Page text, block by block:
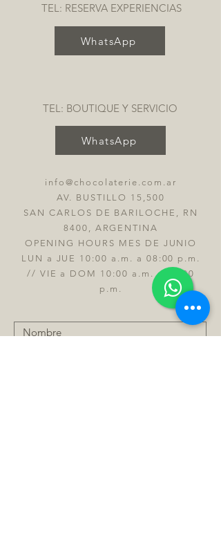
TEL: RESERVA EXPERIENCIAS
WhatsApp
TEL: BOUTIQUE Y SERVICIO
WhatsApp
info@chocolaterie.com.ar
AV. BUSTILLO 15,500
SAN CARLOS DE BARILOCHE, RN
8400, ARGENTINA
OPENING HOURS MES DE JUNIO
LUN a JUE 10:00 a.m. a 08:00 p.m.
// VIE a DOM 10:00 a.m. a 09:00
p.m.